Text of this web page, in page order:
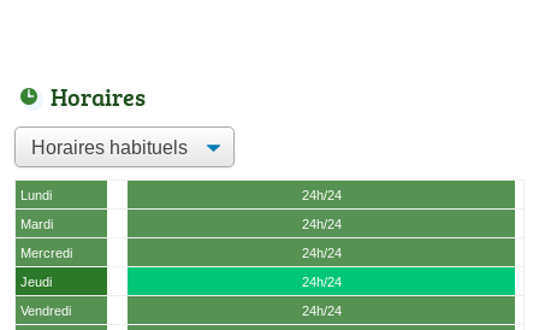
Horaires
Lundi
24h/24
Mardi
24h/24
Mercredi
24h/24
Jeudi
24h/24
Vendredi
24h/24